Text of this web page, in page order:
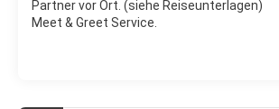
Partner vor Ort. (siehe Reiseunterlagen)
Meet & Greet Service.